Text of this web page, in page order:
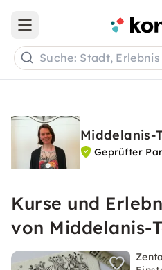
Open main menu
Suche: Stadt, Erlebnis
Middelanis-
Geprüfter
Kurse und
von Middelanis-